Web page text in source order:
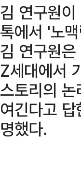
김 연구원
톡에서 '노
김 연구원
Z세대에서
스토리의
여긴다고
명했다.